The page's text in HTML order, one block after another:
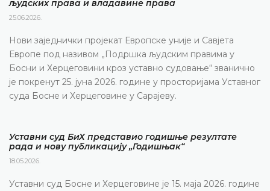
људских права и владавине права
25.06.2026.
Нови заједнички пројекат Европске уније и Савјета
Европе под називом „Подршка људским правима у
Босни и Херцеговини кроз уставно судовање“ званично
је покренут 25. јуна 2026. године у просторијама Уставног
суда Босне и Херцеговине у Сарајеву.
Уставни суд БиХ представио годишње резултате
рада и нову публикацију „Годишњак“
18.05.2026.
Уставни суд Босне и Херцеговине је 15. маја 2026. године